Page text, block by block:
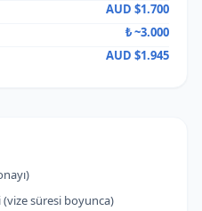
AUD $1.700
₺ ~3.000
AUD $1.945
(vize süresi boyunca)